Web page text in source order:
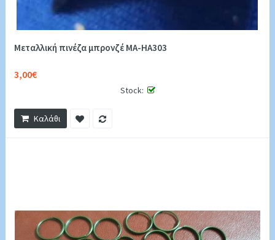
Mεταλλική πινέζα μπρονζέ MA-HA303
3,00€
Stock:
Καλάθι